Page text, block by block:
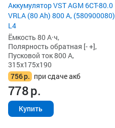
Аккумулятор VST AGM 6СТ-80.0
VRLA (80 Ah) 800 А, (580900080)
L4
Ёмкость 80 А·ч,
Полярность обратная [- +],
Пусковой ток 800 А,
315x175x190
756р. при сдаче акб
778р.
Купить